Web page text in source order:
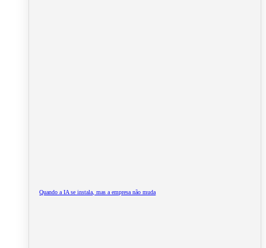
Quando a IA se instala, mas a empresa não muda